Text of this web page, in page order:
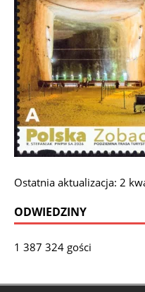
Ostatnia aktualizacja: 2
ODWIEDZINY
1 387 324 gości